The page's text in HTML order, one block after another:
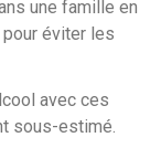
une famille en
éviter les
avec ces
sous-estimé.